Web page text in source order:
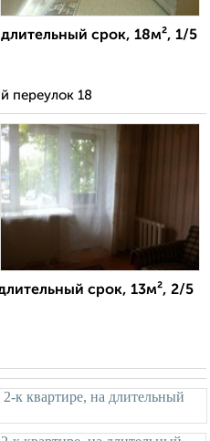
срок, 18м², 1/5
переулок 18
срок, 13м², 2/5